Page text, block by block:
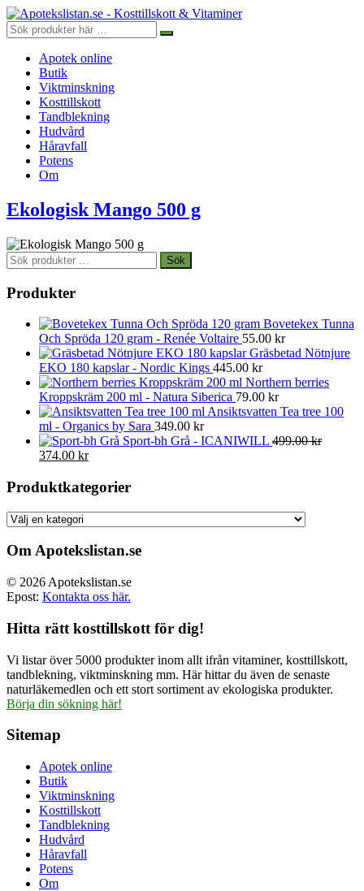
Apotek online
Butik
Viktminskning
Kosttillskott
Tandblekning
Hudvård
Håravfall
Potens
Om
Ekologisk Mango 500 g
Sök
efter:
Sök
Produkter
Bovetekex Tunna
Och Spröda 120 gram - Renée Voltaire 55.00 kr
Gräsbetad Nötnjure
EKO 180 kapslar - Nordic Kings 445.00 kr
Northern berries
Kroppskräm 200 ml - Natura Siberica 79.00 kr
Ansiktsvatten Tea tree 100
ml - Organics by Sara 349.00 kr
Sport-bh Grå - ICANIWILL 499.00kr
Det
priset
499.00 kr.
374.00 krDet
priset
är:
374.00 kr.
Produktkategorier
Om Apotekslistan.se
© 2026 Apotekslistan.se
Epost: Kontakta oss här.
Hitta rätt kosttillskott för dig!
Vi listar över 5000 produkter inom allt ifrån vitaminer, kosttillskott,
tandblekning, viktminskning mm. Här hittar du även de senaste
naturläkemedlen och ett stort sortiment av ekologiska produkter.
Börja din sökning här!
Sitemap
Apotek online
Butik
Viktminskning
Kosttillskott
Tandblekning
Hudvård
Håravfall
Potens
Om